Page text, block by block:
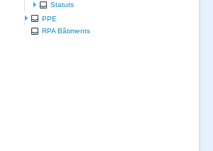
Statuts
PPE
RPA Bâtiments